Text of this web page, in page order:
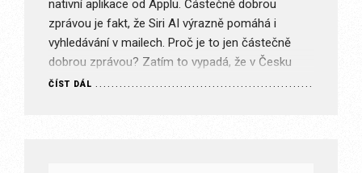
nativní aplikace od Applu. Částečně dobrou
zprávou je fakt, že Siri AI výrazně pomáhá i
vyhledávání v mailech. Proč je to jen částečně
dobrou zprávou? Zatím to vypadá, že v Česku
bude Siri AI…
ČÍST DÁL